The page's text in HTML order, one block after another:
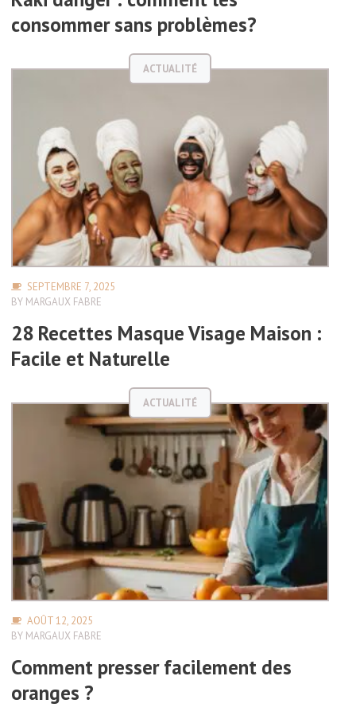
consommer sans problèmes?
ACTUALITÉ
SEPTEMBRE 7, 2025
BY MARGAUX FABRE
28 Recettes Masque Visage Maison :
Facile et Naturelle
ACTUALITÉ
AOÛT 12, 2025
BY MARGAUX FABRE
Comment presser facilement des
oranges ?